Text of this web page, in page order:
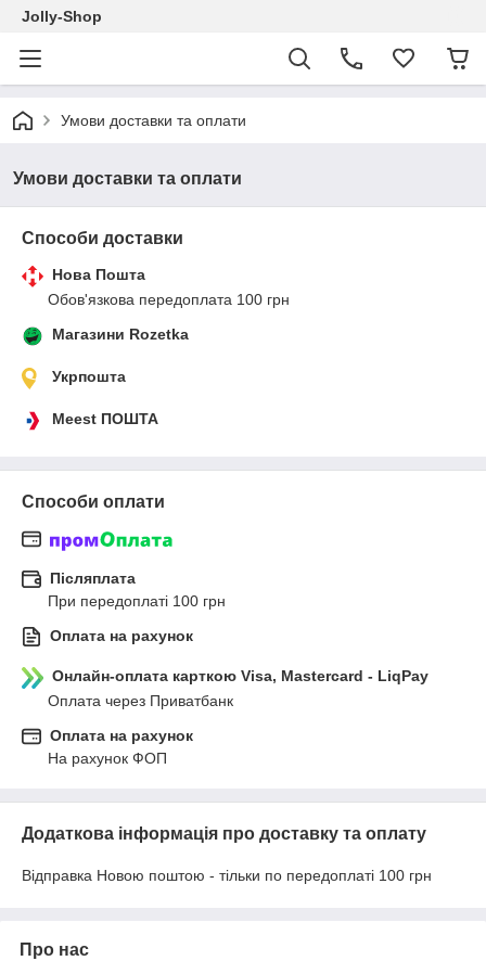
Jolly-Shop
Умови доставки та оплати
Умови доставки та оплати
Способи доставки
Нова Пошта
Обов'язкова передоплата 100 грн
Магазини Rozetka
Укрпошта
Meest ПОШТА
Способи оплати
Післяплата
При передоплаті 100 грн
Оплата на рахунок
Онлайн-оплата карткою Visa, Mastercard - LiqPay
Оплата через Приватбанк
Оплата на рахунок
На рахунок ФОП
Додаткова інформація про доставку та оплату
Відправка Новою поштою - тільки по передоплаті 100 грн
Про нас